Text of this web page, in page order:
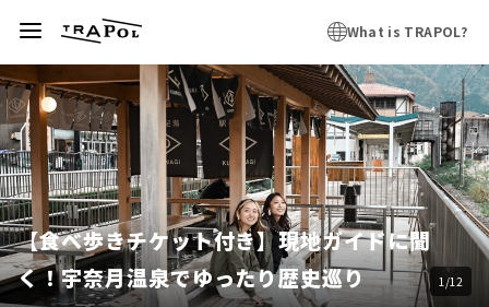
What is TRAPOL?
【食べ歩きチケット付き】現地ガイドに聞
く！宇奈月温泉でゆったり歴史巡り
1/12